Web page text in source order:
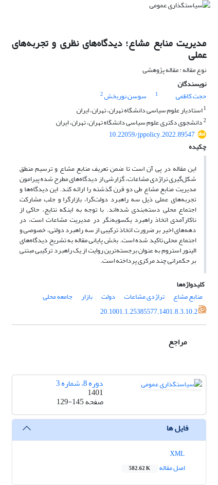
مدیریت منابع مشاع؛ دیدگاه‌های نظری و تجربه‌های
عملی
نوع مقاله : مقاله پژوهشی
نویسندگان
حجت کاظمی
1 سوسن نوربخش2
1استادیار علوم سیاسی دانشگاه تهران، تهران، ایران
2دانشجوی دکتری علوم سیاسی دانشگاه تهران، تهران، ایران
10.22059/jppolicy.2022.89547
چکیده
این مقاله در پی آن است تا ضمن تعریف منابع مشاع و ترسیم منطق
شکل‌گیری تراژدی مشاعات، گزارشی از دیدگاه‌های مطرح شده پیرامون
مدیریت منابع مشاع طی دو قرن گذشته را ارائه کند. این دیدگاه‌ها و
تجربه‌های عملی ذیل سه راهبرد دولت‌گرا، بازارگرا و جلب مشارکت
اجتماع محلی دسته‌بندی شده‌اند. با توجه به اینکه نتایج، حاکی از
ناکارآمدی اتخاذ راهبرد یکسویه‌نگر در مدیریت مشاعات است، در
دهه‌های اخیر بر ضرورت اتخاذ ترکیبی از سه راهبرد دولتی، خصوصی و
اجتماع محلی تاکید شده است. بخش پایانی مقاله به تشریح دیدگاه‌های
الینور استروم به عنوان برجسته‌ترین روایت از یک راهبرد ترکیبی مبتنی
بر حکمرانی چند مرکزی پرداخته است.
کلیدواژه‌ها
منابع مشاع
تراژدی مشاعات دولت بازار
جامعه محلی
20.1001.1.25385577.1401.8.3.10.2
مراجع
دوره 8، شماره 3
1401
صفحه129-145
فایل ها
اصل مقاله
582.62 K